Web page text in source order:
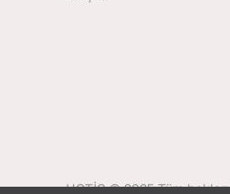
HOTİÇ © 2025 Tüm hakları